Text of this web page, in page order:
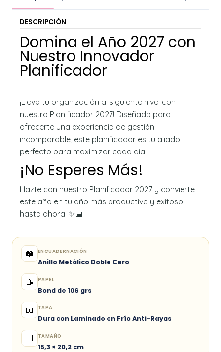
DESCRIPCIÓN
Domina el Año 2027 con
Nuestro Innovador
Planificador
¡Lleva tu organización al siguiente nivel con
nuestro Planificador 2027! Diseñado para
ofrecerte una experiencia de gestión
incomparable, este planificador es tu aliado
perfecto para maximizar cada día.
¡No Esperes Más!
Hazte con nuestro Planificador 2027 y convierte
este año en tu año más productivo y exitoso
hasta ahora. ✨📅
📖 ENCUADERNACIÓN
Anillo Metálico Doble Cero
📝 PAPEL
Bond de 106 grs
📖 TAPA
Dura con Laminado en Frío Anti-Rayas
📐 TAMAÑO
15,3 × 20,2 cm